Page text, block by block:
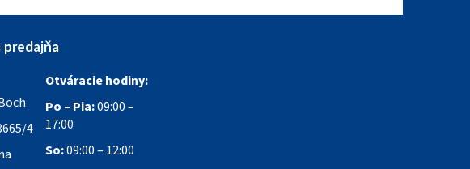
predajňa
4
Otváracie hodiny:
Po – Pia:09:00 –
17:00
So:09:00 – 12:00